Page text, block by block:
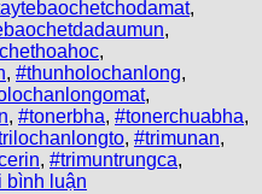
,
,
,
, #thunholochanlong,
,
, #tonerbha, #tonerchuabha,
, #trimunan,
, #trimuntrungca,
bình luận